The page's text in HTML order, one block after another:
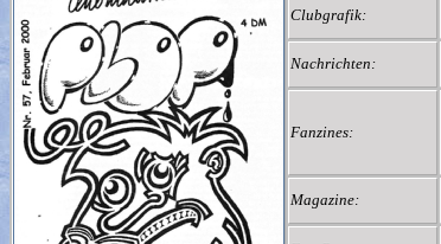
Clubgrafik:
Nachrichten:
Fanzines:
Magazine: